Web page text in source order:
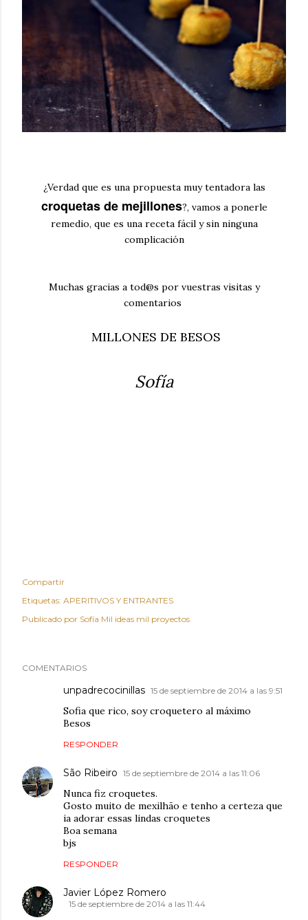
¿Verdad que es una propuesta muy tentadora las
croquetas de mejillones?, vamos a ponerle
remedio, que es una receta fácil y sin ninguna
complicación
Muchas gracias a tod@s por vuestras visitas y
comentarios
MILLONES DE BESOS
Sofía
Compartir
Etiquetas: APERITIVOS Y ENTRANTES
Publicado por Sofía Mil ideas mil proyectos
COMENTARIOS
unpadrecocinillas 15 de septiembre de 2014 a las 9:51
Sofia que rico, soy croquetero al máximo
Besos
RESPONDER
São Ribeiro 15 de septiembre de 2014 a las 11:06
Nunca fiz croquetes.
Gosto muito de mexilhão e tenho a certeza que
ia adorar essas lindas croquetes
Boa semana
bjs
RESPONDER
Javier López Romero
15 de septiembre de 2014 a las 11:44